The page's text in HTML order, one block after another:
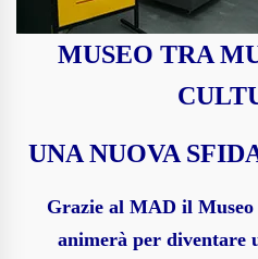
MUSEO TRA
UNA NUOVA
Grazie al MAD il
animerà per diventare